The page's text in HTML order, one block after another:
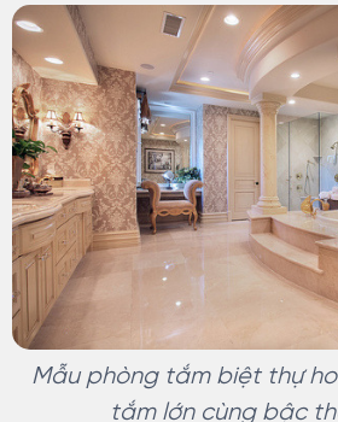
Mẫu phòng tắm biệt thự
tắm lớn cùng bậc